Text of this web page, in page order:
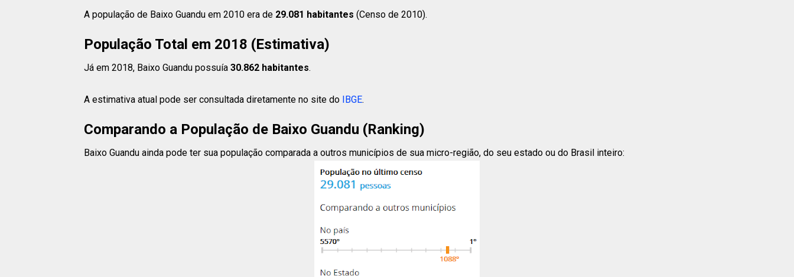
A população de Baixo Guandu em 2010 era de 29.081 habitantes (Censo de 2010).
População Total em 2018 (Estimativa)
Já em 2018, Baixo Guandu possuía 30.862 habitantes.
A estimativa atual pode ser consultada diretamente no site do IBGE.
Comparando a População de Baixo Guandu (Ranking)
Baixo Guandu ainda pode ter sua população comparada a outros municípios de sua micro-região, do seu estado ou do Brasil inteiro: